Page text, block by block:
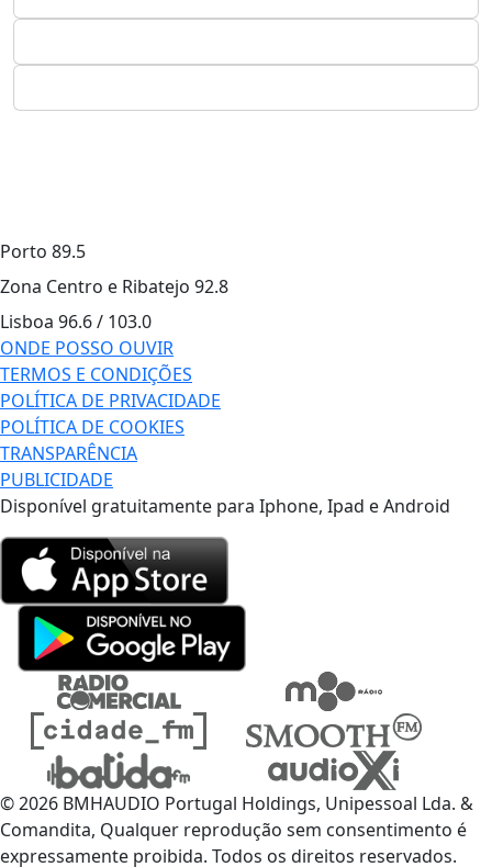
Porto 89.5
Zona Centro e Ribatejo 92.8
Lisboa 96.6 / 103.0
ONDE POSSO OUVIR
TERMOS E CONDIÇÕES
POLÍTICA DE PRIVACIDADE
POLÍTICA DE COOKIES
TRANSPARÊNCIA
PUBLICIDADE
Disponível gratuitamente para Iphone, Ipad e Android
© 2026 BMHAUDIO Portugal Holdings, Unipessoal Lda. &
Comandita, Qualquer reprodução sem consentimento é
expressamente proibida. Todos os direitos reservados.